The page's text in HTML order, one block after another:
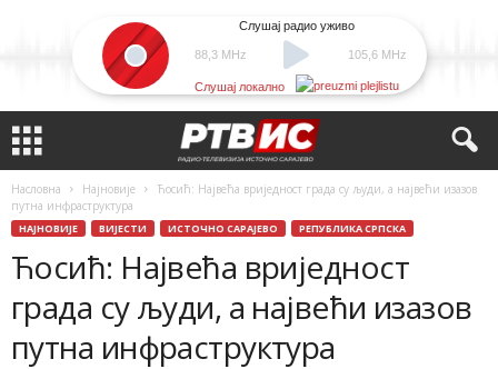
88,3 MHz
Слушај радио уживо
105,6 MHz
Слушај локално
Насловна Најновије
Ћосић: Највећа вриједност града су људи, а највећи изазов
путна инфраструктура
НАЈНОВИЈЕ ВИЈЕСТИ ИСТОЧНО САРАЈЕВО РЕПУБЛИКА СРПСКА
Ћосић: Највећа вриједност
града су људи, а највећи изазов
путна инфраструктура